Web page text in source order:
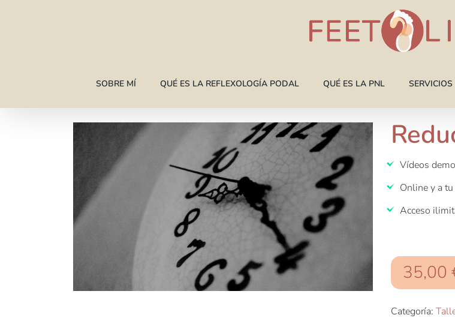
SOBRE MÍ QUÉ ES LA REFLEXOLOGÍA PODAL QUÉ ES LA PNL SERVICIOS
Vídeos
Online y a
Acceso
35,00
Categoría: